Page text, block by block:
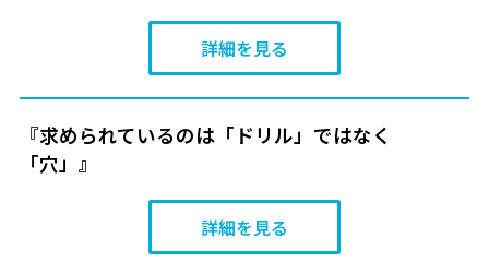
詳細を見る
『求められているのは「ドリル」ではなく
「穴」』
詳細を見る